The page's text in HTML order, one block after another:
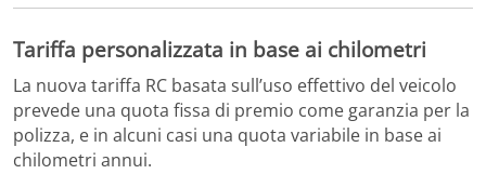
Tariffa personalizzata in base ai chilometri
La nuova tariffa RC basata sull’uso effettivo del veicolo
prevede una quota fissa di premio come garanzia per la
polizza, e in alcuni casi una quota variabile in base ai
chilometri annui.